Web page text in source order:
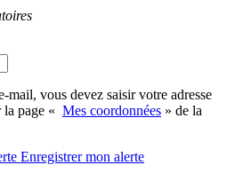
mail, vous devez saisir votre adresse
page « Mes coordonnées » de la
Enregistrermon alerte